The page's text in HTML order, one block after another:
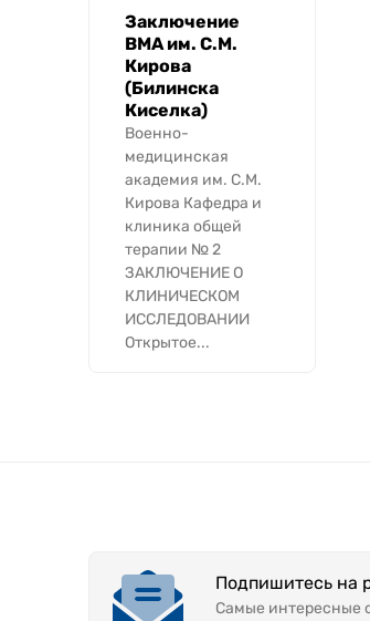
Заключение
ВМА им. С.М.
Кирова
(Билинска
Киселка)
Военно-
медицинская
академия им. С.М.
Кирова Кафедра и
клиника общей
терапии № 2
ЗАКЛЮЧЕНИЕ О
КЛИНИЧЕСКОМ
ИССЛЕДОВАНИИ
Открытое...
Подпишитесь на
Самые интересные